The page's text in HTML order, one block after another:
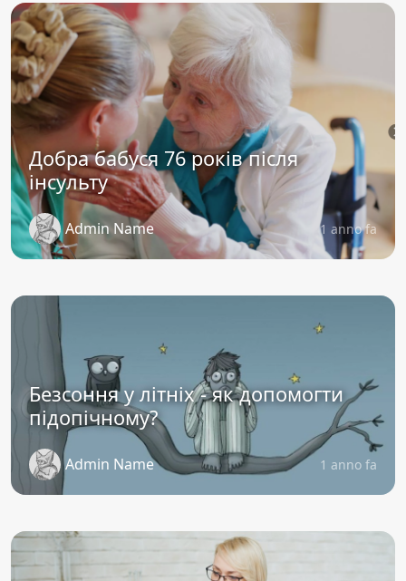
Добра бабуся 76 років після
інсульту
Admin Name 1 anno fa
Безсоння у літніх - як допомогти
підопічному?
Admin Name 1 anno fa